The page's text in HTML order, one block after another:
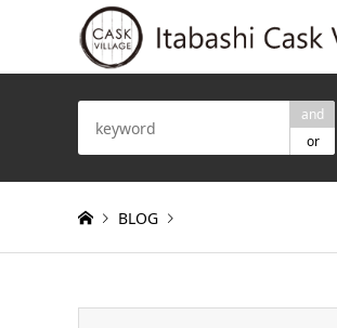
and
or
BLOG